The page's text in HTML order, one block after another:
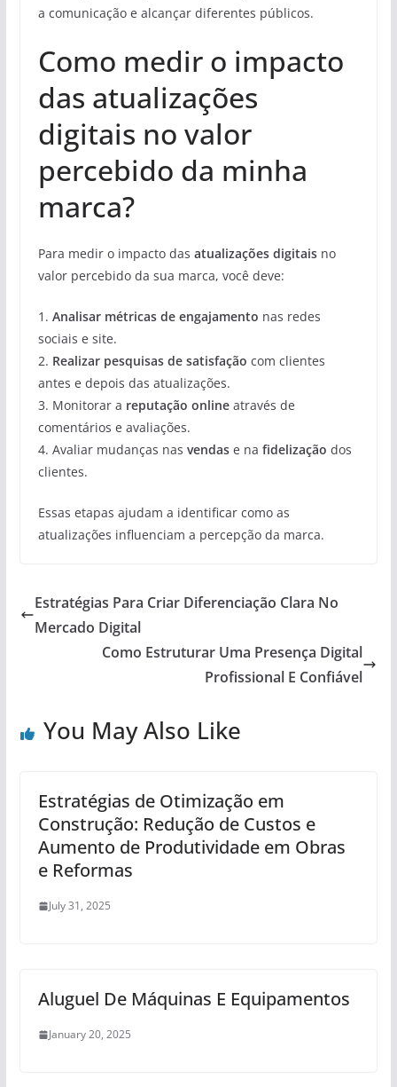
a comunicação e alcançar diferentes públicos.
Como medir o impacto
das atualizações
digitais no valor
percebido da minha
marca?
Para medir o impacto das atualizações digitaisno
valor percebido da sua marca, você deve:
1. Analisar métricas de engajamento nas redes
sociais e site.
2. Realizar pesquisas de satisfação com clientes
antes e depois das atualizações.
3. Monitorar a reputação onlineatravés de
comentários e avaliações.
4. Avaliar mudanças nas vendase na fidelização dos
clientes.
Essas etapas ajudam a identificar como as
atualizações influenciam a percepção da marca.
Estratégias Para Criar Diferenciação Clara No
Mercado Digital
Como Estruturar Uma Presença Digital
Profissional E Confiável
You May Also Like
Estratégias de Otimização em
Construção: Redução de Custos e
Aumento de Produtividade em Obras
e Reformas
July 31, 2025
Aluguel De Máquinas E Equipamentos
January 20, 2025